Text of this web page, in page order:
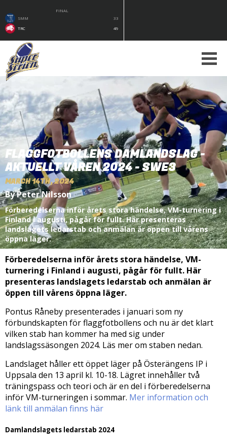
FINAL
SMM
33
TRC
49
FLAGGFOTBOLLENS DAMLANDSLAG -
AKTUELLT VÅREN 2024 - SWE3
MARCH 14TH, 2024
By Peter Nilsson
Förberedelserna inför årets stora händelse, VM-turnering i
Finland i augusti, pågår för fullt. Här presenteras
landslagets ledarstab och anmälan är öppen till vårens
öppna läger.
Förberedelserna inför årets stora händelse, VM-
turnering i Finland i augusti, pågår för fullt. Här
presenteras landslagets ledarstab och anmälan är
öppen till vårens öppna läger.
Pontus Råneby presenterades i januari som ny
förbundskapten för flaggfotbollens och nu är det klart
vilken stab han kommer ha med sig under
landslagssäsongen 2024. Läs mer om staben nedan.
Landslaget håller ett öppet läger på Österängens IP i
Uppsala den 13 april kl. 10-18. Lägret innehåller två
träningspass och teori och är en del i förberedelserna
inför VM-turneringen i sommar. Mer information och
länk till anmälan finns här
Damlandslagets ledarstab 2024